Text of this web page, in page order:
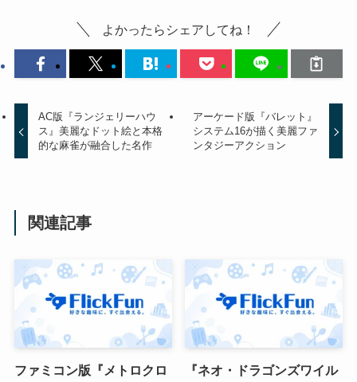
よかったらシェアしてね！
AC版『ランジェリーハウ
ス』美麗なドット絵と本格
的な麻雀が融合した名作
アーケード版『バレット』
システム16が描く美麗ファ
ンタジーアクション
関連記事
ファミコン版『メトロクロ
『ネオ・ドラゴンズワイル